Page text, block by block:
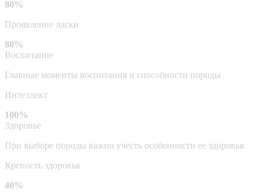
80%
Проявление ласки
80%
Воспитание
Главные моменты воспитания и способности породы
Интеллект
100%
Здоровье
При выборе породы важно учесть особенности ее здоровья
Крепость здоровья
40%